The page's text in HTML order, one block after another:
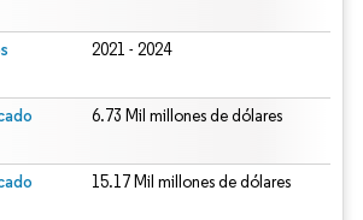
2021 - 2024
6.73 Mil millones de dólares
15.17 Mil millones de dólares